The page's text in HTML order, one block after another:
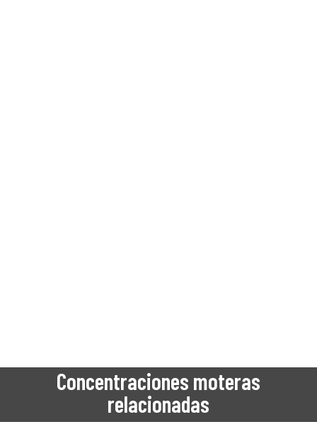
Concentraciones moteras
relacionadas